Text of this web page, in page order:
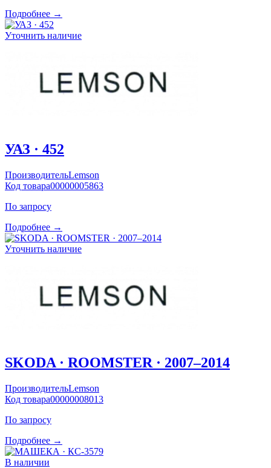
Подробнее →
Уточнить наличие
УАЗ · 452
ПроизводительLemson
Код товара00000005863
По запросу
Подробнее →
Уточнить наличие
SKODA · ROOMSTER · 2007–2014
ПроизводительLemson
Код товара00000008013
По запросу
Подробнее →
В наличии